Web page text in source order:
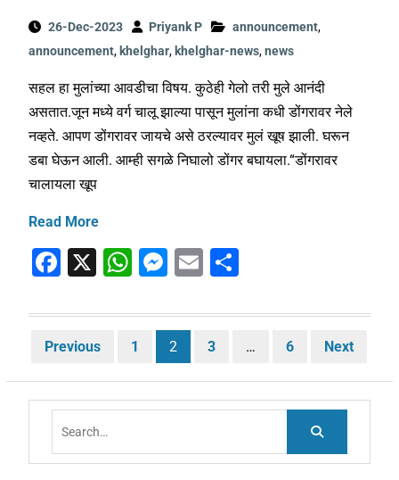
o
o
k
p
p
g
er
26-Dec-2023 Priyank P announcement,
announcement, khelghar, khelghar-news,news
सहल हा मुलांच्या आवडीचा विषय. कुठेही गेलो तरी मुले आनंदी
असतात.जून मध्ये वर्ग चालू झाल्या पासून मुलांना कधी डोंगरावर नेले
नव्हते. आपण डोंगरावर जायचे असे ठरल्यावर मुलं खूष झाली. घरून
डबा घेऊन आली. आम्ही सगळे निघालो डोंगर बघायला.“डोंगरावर
चालायला खूप
Read More
F
c
e
b
o
o
k
X W
at
s
A
p
M
ss
e
n
g
E
ai
l
S
ar
e
Posts
pagination
Previous 1 2 3 … 6 Next